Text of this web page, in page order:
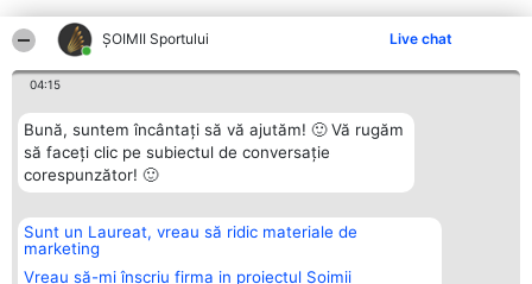
ȘOIMII Sportului Live chat
04:15
Bună, suntem încântați să vă ajutăm! 🙂 Vă rugăm
să faceți clic pe subiectul de conversație
corespunzător! 🙂
Sunt un Laureat, vreau să ridic materiale de
marketing
Vreau să-mi înscriu firma in proiectul Șoimii
Organizator Ranking
BRIGHT SOLUTIONS BR SRL
Aleea Timisul De Sus 2 Bl. A30
Plebiscyt
Lista Tuturor
Contact